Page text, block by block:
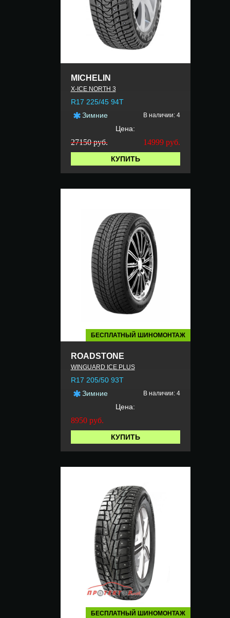
MICHELIN
X-ICE NORTH 3
R17 225/45 94T
Зимние
В наличии: 4
Цена:
27150 руб. 14999 руб.
КУПИТЬ
БЕСПЛАТНЫЙ ШИНОМОНТАЖ
ROADSTONE
WINGUARD ICE PLUS
R17 205/50 93T
Зимние
В наличии: 4
Цена:
8950 руб.
КУПИТЬ
БЕСПЛАТНЫЙ ШИНОМОНТАЖ